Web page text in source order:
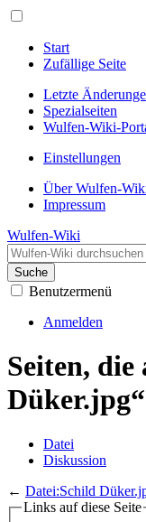
Start
Zufällige Seite
Letzte
Spezialseiten
Wulfen-Wiki-
Einstellungen
Über Wulfen-
Impressum
Wulfen-Wiki
Suche
Benutzermenü
Anmelden
Seiten,
Datei
Diskussion
← Datei:Schild
Links auf diese Seite